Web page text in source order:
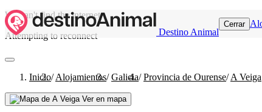
Destino Animal
Cerrar
We can't find the internet
Attempting to reconnect
Inicio/ Alojamientos/ Galicia/ Provincia de Ourense/ A Veiga
Ver en mapa